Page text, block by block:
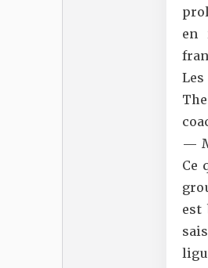
en
—
Ce
est